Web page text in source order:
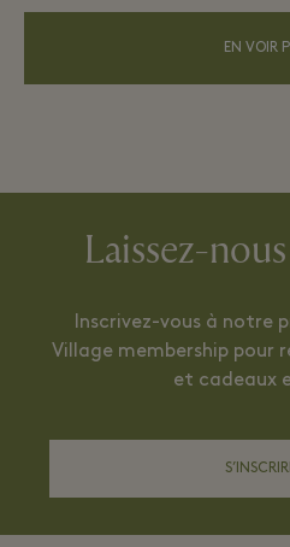
EN VOIR
Laissez-
Inscrivez-vous à notre
Village membership pour
et cadeaux